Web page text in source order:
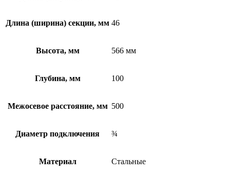
Длина (ширина) секции, мм 46
Высота, мм 566 мм
Глубина, мм 100
Межосевое расстояние, мм 500
Диаметр подключения ¾
Материал Стальные